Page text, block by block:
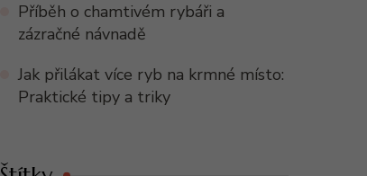
Příběh o chamtivém rybáři a
zázračné návnadě
Jak přilákat více ryb na krmné místo:
Praktické tipy a triky